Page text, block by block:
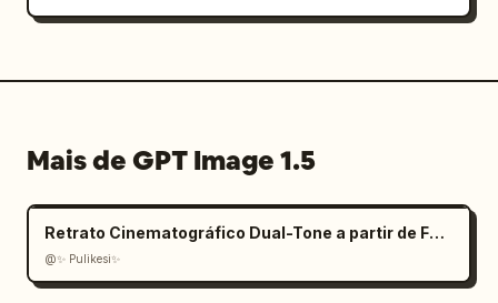
Mais de GPT Image 1.5
Retrato Cinematográfico Dual-Tone a partir de Foto Carregada
@✨ Pulikesi✨